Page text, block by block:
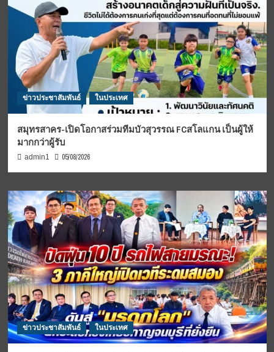
ข่าวประชาสัมพันธ์ ในประเทศ
สมุทรสาคร-เปิดโอกาสร่วมทีมบัวสุวรรณ FCสโลแกน เป็นผู้ให้
มากกว่าผู้รับ
admin1 05/08/2026
ข่าวประชาสัมพันธ์ ในประเทศ